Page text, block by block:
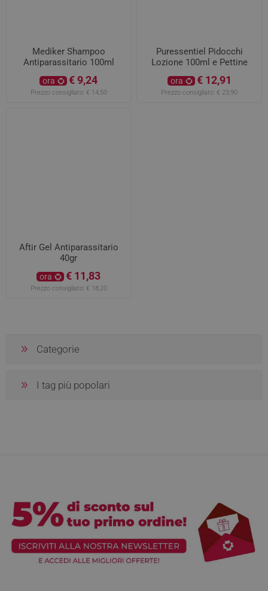
Mediker Shampoo
Antiparassitario 100ml
ora € 9,24
Prezzo consigliato: € 14,50
Puressentiel Pidocchi
Lozione 100ml e Pettine
ora € 12,91
Prezzo consigliato: € 23,90
Aftir Gel Antiparassitario
40gr
ora € 11,83
Prezzo consigliato: € 18,20
Categorie
I tag più popolari